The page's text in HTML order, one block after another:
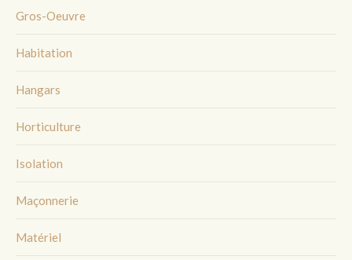
Gros-Oeuvre
Habitation
Hangars
Horticulture
Isolation
Maçonnerie
Matériel